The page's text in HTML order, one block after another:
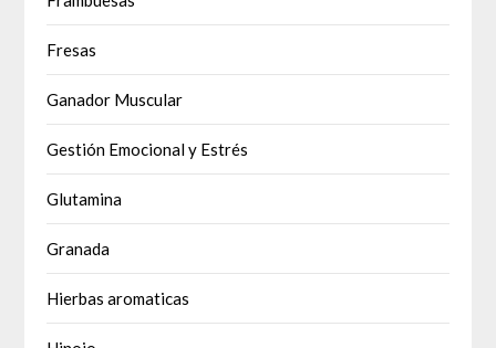
Fresas
Ganador Muscular
Gestión Emocional y Estrés
Glutamina
Granada
Hierbas aromaticas